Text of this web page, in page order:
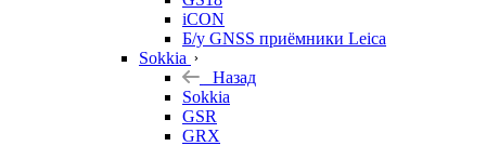
iCON
Б/у GNSS приёмники Leica
Sokkia
Назад
Sokkia
GSR
GRX